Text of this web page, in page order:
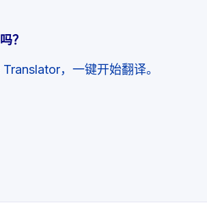
？
，一键开始翻译。